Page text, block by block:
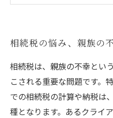
相続税への理解を深め
相続税の悩み、親族の
相続税は、親族の不幸とい
こされる重要な問題です。
での相続税の計算や納税は
種となります。あるクライ